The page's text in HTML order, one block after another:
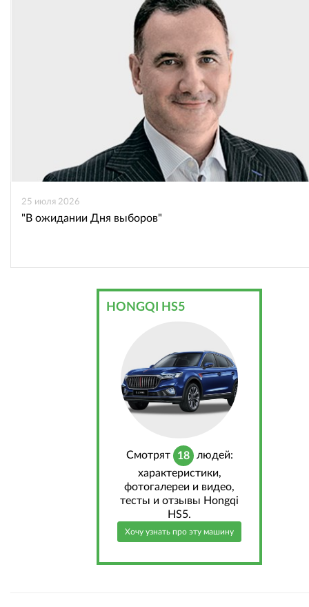
25 июля 2026
"В ожидании Дня выборов"
HONGQI HS5
Cмотрят 18 людей:
характеристики,
фотогалереи и видео,
тесты и отзывы Hongqi
HS5.
Хочу узнать про эту машину